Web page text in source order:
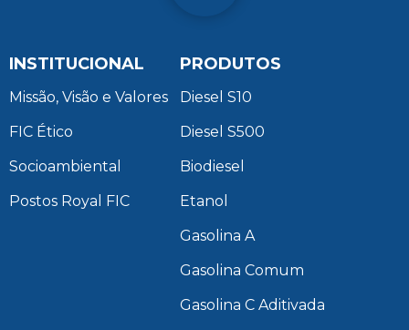
INSTITUCIONAL
Missão, Visão e Valores
FIC Ético
Socioambiental
Postos Royal FIC
PRODUTOS
Diesel S10
Diesel S500
Biodiesel
Etanol
Gasolina A
Gasolina Comum
Gasolina C Aditivada